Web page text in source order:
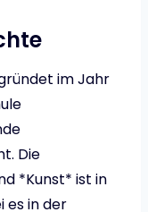
im Jahr
Die
*Kunst* ist in
es in der